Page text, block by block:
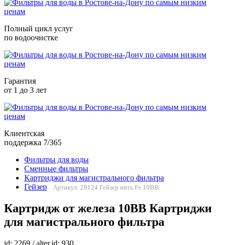
Полный цикл услуг
по водоочистке
Гарантия
от 1 до 3 лет
Клиентская
поддержка 7/365
Фильтры для воды
Сменные фильтры
Картриджи для магистрального фильтра
Гейзер
Артикул: 28124 Гейзер нить Fe 10BB
Картридж от железа 10BB Картриджи
для магистрального фильтра